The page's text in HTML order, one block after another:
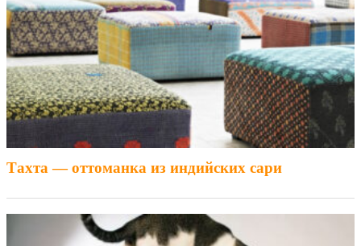
Тахта — оттоманка из индийских сари